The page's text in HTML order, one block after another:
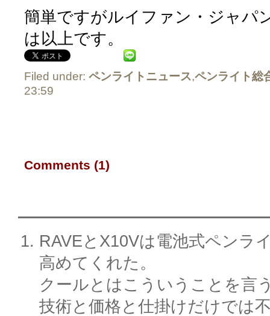
簡単ですがルイファン・ジャパ
は以上です。
Filed under: ペンライトニュース,ペンライト総
23:59
Comments (1)
RAVEとX10Vは電池式ペンラ
高めてくれた。
クールとはこういうことを言
技術と価格と仕掛けだけでは